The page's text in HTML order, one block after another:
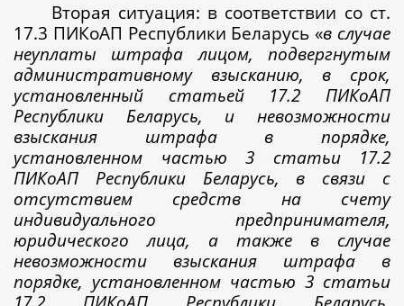
Вторая ситуация: в соответствии со ст.
17.3 ПИКоАП Республики Беларусь «в случае
неуплаты штрафа лицом, подвергнутым
административному взысканию, в срок,
установленный статьей 17.2 ПИКоАП
Республики Беларусь, и невозможности
взыскания штрафа в порядке,
установленном частью 3 статьи 17.2
ПИКоАП Республики Беларусь, в связи с
отсутствием средств на счету
индивидуального предпринимателя,
юридического лица, а также в случае
невозможности взыскания штрафа в
порядке, установленном частью 3 статьи